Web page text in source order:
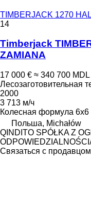
TIMBERJACK 1270
14
Timberjack
ZAMIANA
17 000 € ≈ 340 700 MDL
Лесозаготовительная
2000
3 713 м/ч
Колесная формула 6x6
Польша, Michałów
QINDITO SPÓŁKA Z
Связаться с продавцом